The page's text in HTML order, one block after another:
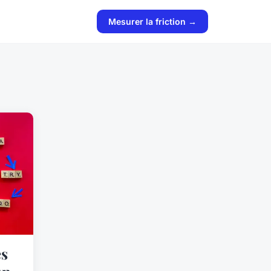
Mesurer la friction →